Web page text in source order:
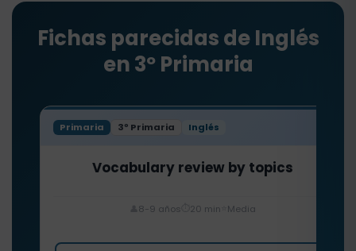
Fichas parecidas de Inglés
en 3º Primaria
Primaria 3º Primaria Inglés
Vocabulary review by topics
8-9 años 20 min Media